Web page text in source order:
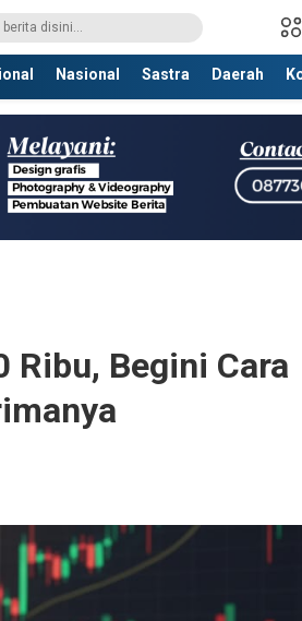
Nasional Sastra Daerah
Ribu, Begini Cara